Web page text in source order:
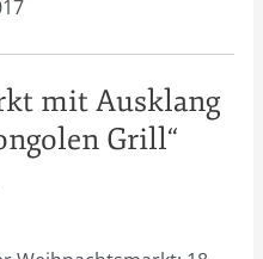
mit Ausklang
Grill“